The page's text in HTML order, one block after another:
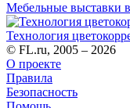
Мебельные выставки
Технология
© FL.ru, 2005 – 2026
О проекте
Правила
Безопасность